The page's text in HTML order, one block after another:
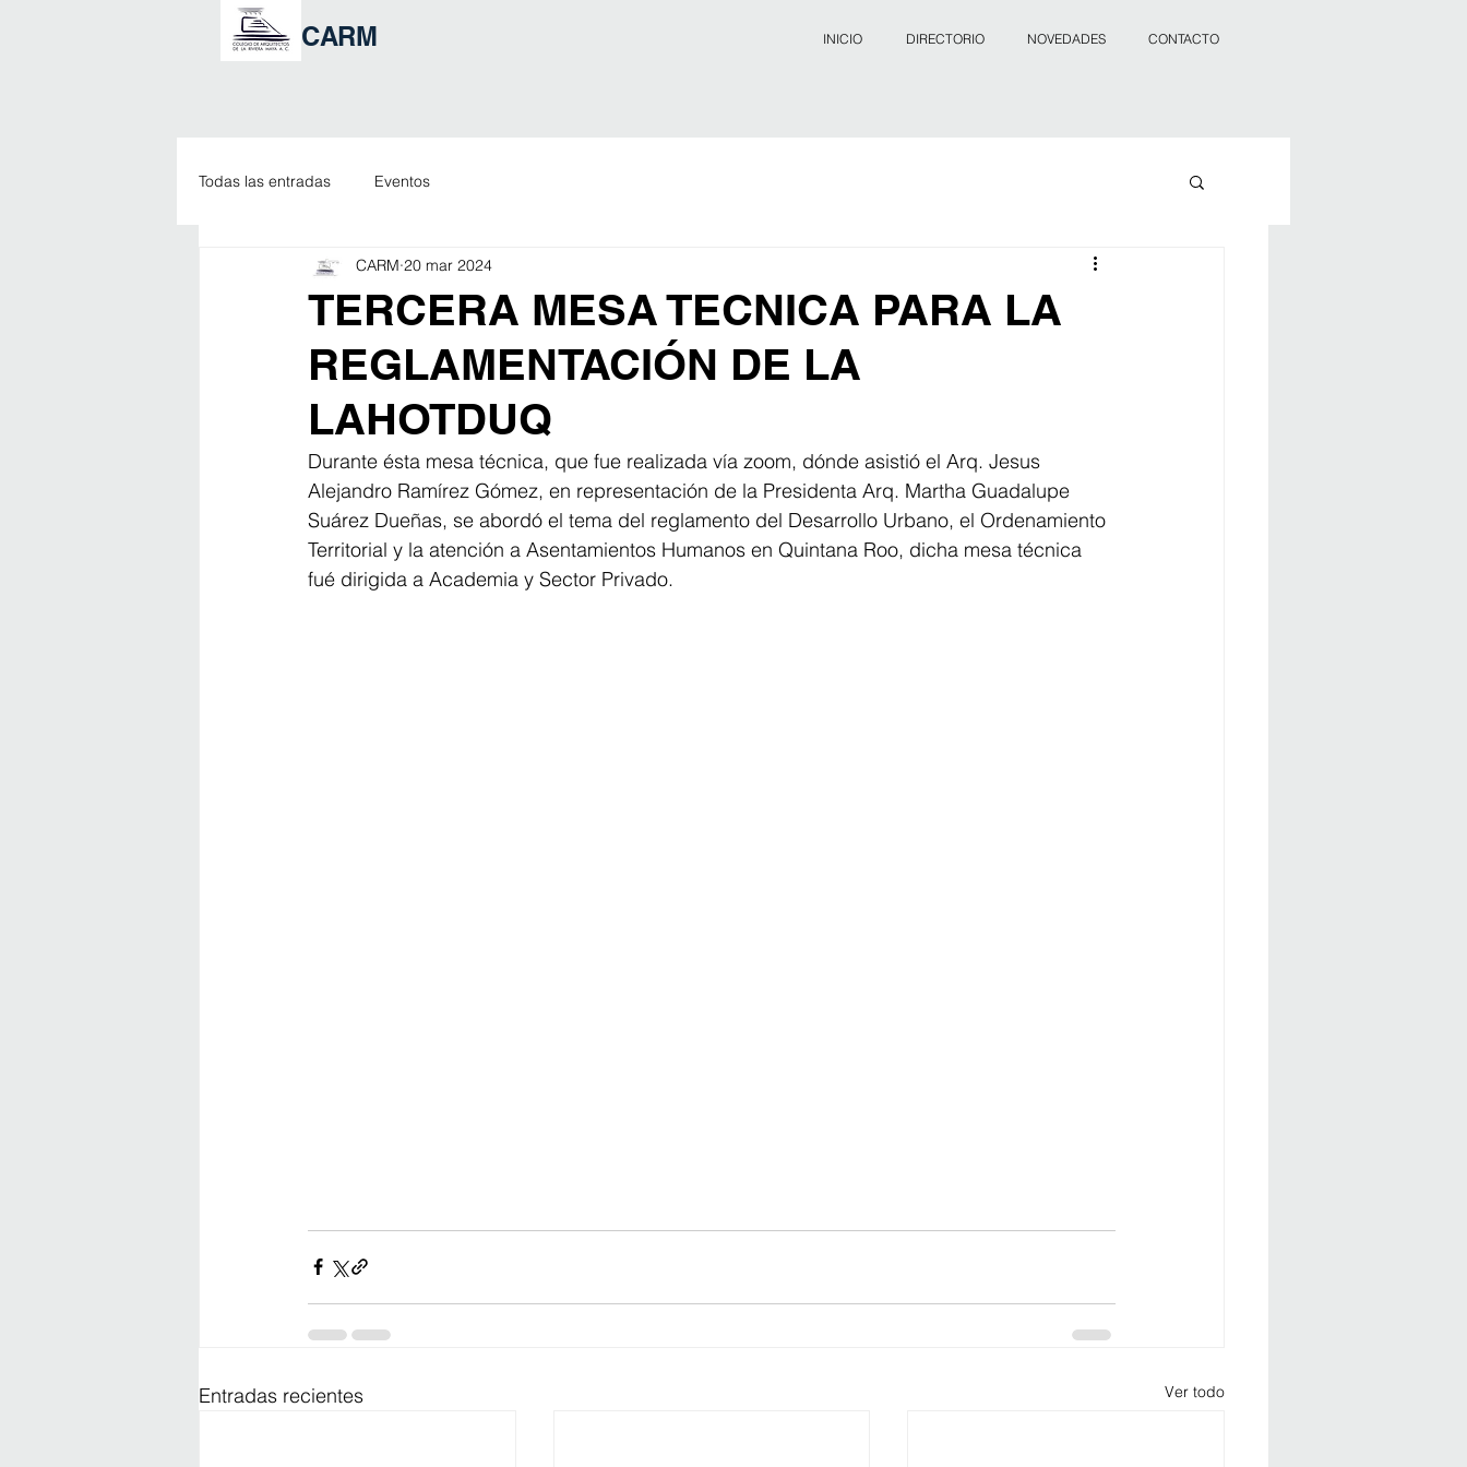
CARM INICIO DIRECTORIO NOVEDADES CONTACTO
Todas las entradas Eventos
TERCERA MESA TECNICA PARA LA
REGLAMENTACIÓN DE LA
LAHOTDUQ
CARM 20 mar 2024
Durante ésta mesa técnica, que fue realizada vía zoom, dónde asistió el Arq. Jesus
Alejandro Ramírez Gómez, en representación de la Presidenta Arq. Martha Guadalupe
Suárez Dueñas, se abordó el tema del reglamento del Desarrollo Urbano, el Ordenamiento
Territorial y la atención a Asentamientos Humanos en Quintana Roo, dicha mesa técnica
fué dirigida a Academia y Sector Privado.
Entradas recientes Ver todo